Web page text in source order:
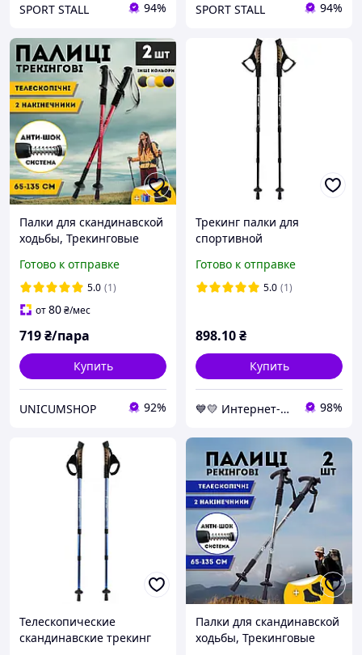
SPORT STALL 94% SPORT STALL 94%
Палки для скандинавской
ходьбы, Трекинговые
Туристические палки
Hechpro красные 3924-1
Готово к отправке
5.0 (1)
от80₴/мес
719₴/пара
Купить
UNICUMSHOP 92%
Трекинг палки для
спортивной
(Uolide, Black) палочки
трекинговые
Готово к отправке
5.0 (1)
898.10₴
Купить
💙💛 Интернет-магазин Non-Stop 🎁％🚚 ⤵ 98%
Телескопические
скандинавские трекинг
Палки для скандинавской
ходьбы, Трекинговые